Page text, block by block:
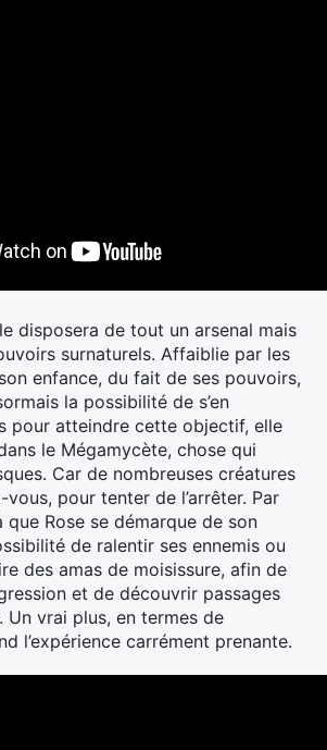
disposera de tout un arsenal mais
surnaturels. Affaiblie par les
enfance, du fait de ses pouvoirs,
la possibilité de s’en
pour atteindre cette objectif, elle
le Mégamycète, chose qui
Car de nombreuses créatures
pour tenter de l’arrêter. Par
que Rose se démarque de son
de ralentir ses ennemis ou
des amas de moisissure, afin de
et de découvrir passages
Un vrai plus, en termes de
l’expérience carrément prenante.